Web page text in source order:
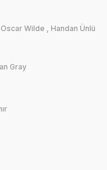
Oscar Wilde , Handan Ünlü
Gray